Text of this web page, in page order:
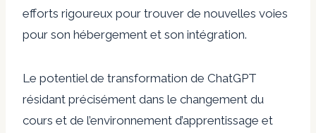
efforts rigoureux pour trouver de nouvelles voies
pour son hébergement et son intégration.
Le potentiel de transformation de ChatGPT
résidant précisément dans le changement du
cours et de l’environnement d’apprentissage et